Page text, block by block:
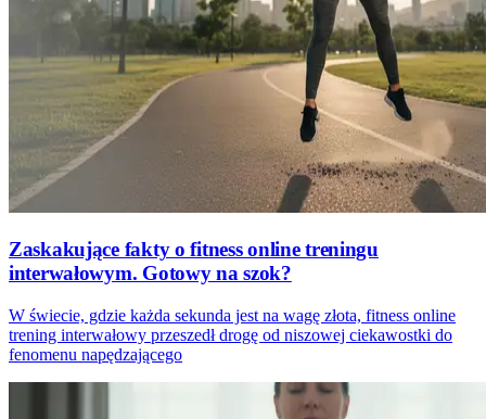
Zaskakujące fakty o fitness online treningu
interwałowym. Gotowy na szok?
W świecie, gdzie każda sekunda jest na wagę złota, fitness online
trening interwałowy przeszedł drogę od niszowej ciekawostki do
fenomenu napędzającego